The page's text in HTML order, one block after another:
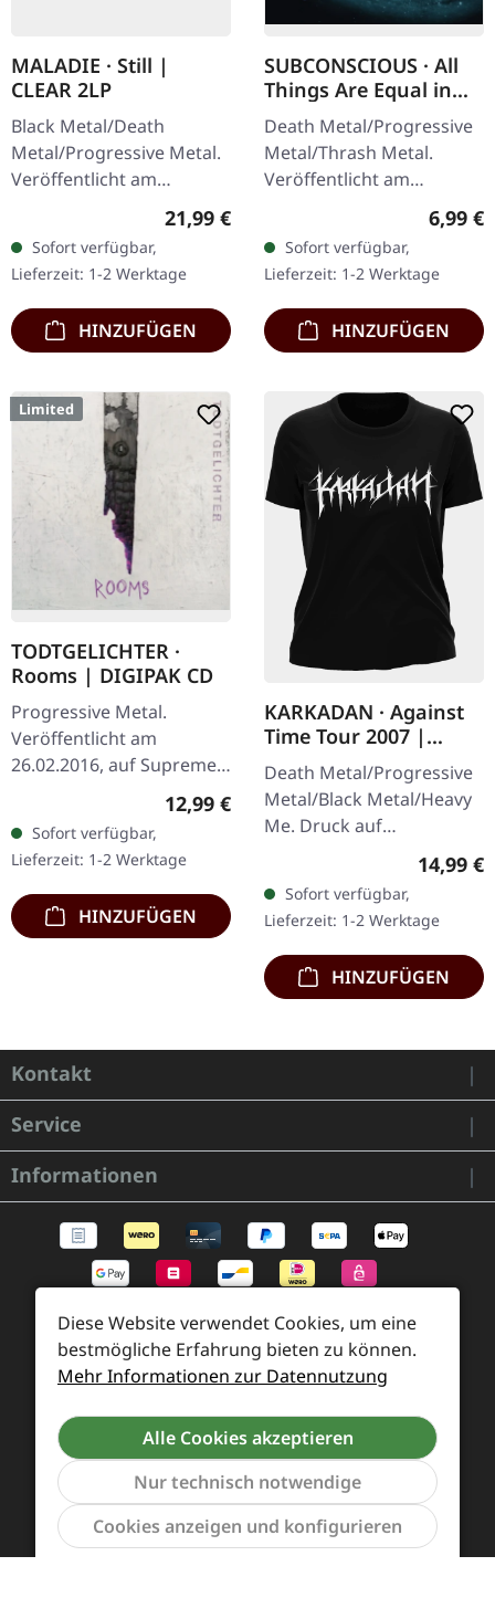
MALADIE · Still |
CLEAR 2LP
Black Metal/Death
Metal/Progressive Metal.
Veröffentlicht am
10.04.2015, auf Supreme
Transparentes Doppel-
Vinyl im schweren…
Regulärer Preis:
21,99 €
Sofort verfügbar,
Lieferzeit: 1-2 Werktage
HINZUFÜGEN
SUBCONSCIOUS · All
Things Are Equal in
Death | CD
Death Metal/Progressive
Metal/Thrash Metal.
Veröffentlicht am
08.08.2008, auf Supreme
Chaos Records. CD im
Jewelcase mit 8-seitigem
Booklet.…
6,99 €
Sofort verfügbar,
Lieferzeit: 1-2 Werktage
HINZUFÜGEN
Limited
TODTGELICHTER ·
Rooms | DIGIPAK CD
Progressive Metal.
Veröffentlicht am
26.02.2016, auf Supreme
Chaos Records. Limitierte
Hinreißender Avantgarde
Black Metal mit…
Regulärer Preis:
12,99 €
Sofort verfügbar,
Lieferzeit: 1-2 Werktage
HINZUFÜGEN
KARKADAN · Against
Time Tour 2007 |
GIRLIE
Death Metal/Progressive
Metal/Black Metal/Heavy
Me. Druck auf
Rückseite. Front Logo,
Rückseite: Tourdaten.
100% Baumwolle
14,99 €
Sofort verfügbar,
Lieferzeit: 1-2 Werktage
HINZUFÜGEN
Kontakt
Service
Informationen
Zahlung und Versand
Widerrufsrecht und Rücksendung
Kontakt
Händleranfragen
Cookie-Voreinstellungen
Diese Website verwendet Cookies, um eine
bestmögliche Erfahrung bieten zu können.
Mehr Informationen zur Datennutzung
Alle Cookies akzeptieren
Nur technisch notwendige
Cookies anzeigen und konfigurieren